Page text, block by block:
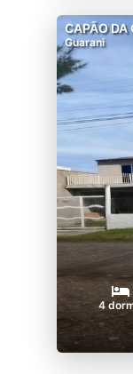
CAPÃO DA
Guarani
4